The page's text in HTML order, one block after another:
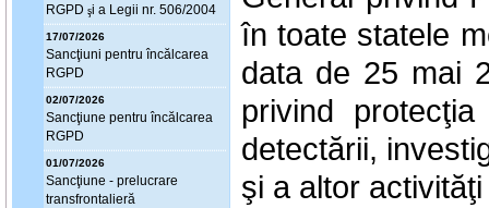
RGPD şi a Legii nr. 506/2004
17/07/2026
Sancţiuni pentru încălcarea
RGPD
02/07/2026
Sancţiune pentru încălcarea
RGPD
01/07/2026
Sancţiune - prelucrare
transfrontalieră
în toate statele
data de 25 mai
privind
detectării,
şi a altor